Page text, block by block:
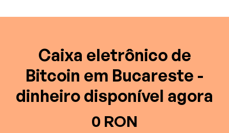
Caixa eletrônico de
Bitcoin em Bucareste -
dinheiro disponível agora
0 RON